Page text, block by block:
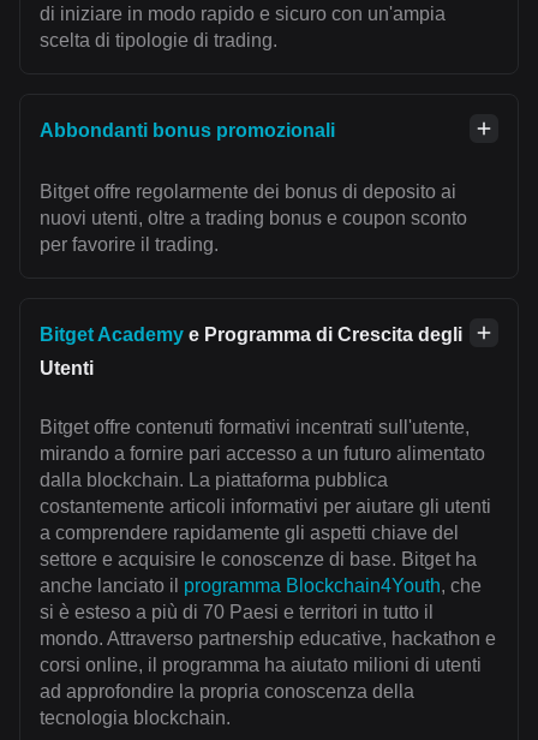
di iniziare in modo rapido e sicuro con un'ampia
scelta di tipologie di trading.
Abbondanti bonus promozionali
Bitget offre regolarmente dei bonus di deposito ai
nuovi utenti, oltre a trading bonus e coupon sconto
per favorire il trading.
Bitget Academy e Programma di Crescita degli
Utenti
Bitget offre contenuti formativi incentrati sull'utente,
mirando a fornire pari accesso a un futuro alimentato
dalla blockchain. La piattaforma pubblica
costantemente articoli informativi per aiutare gli utenti
a comprendere rapidamente gli aspetti chiave del
settore e acquisire le conoscenze di base. Bitget ha
anche lanciato il programma Blockchain4Youth, che
si è esteso a più di 70 Paesi e territori in tutto il
mondo. Attraverso partnership educative, hackathon e
corsi online, il programma ha aiutato milioni di utenti
ad approfondire la propria conoscenza della
tecnologia blockchain.